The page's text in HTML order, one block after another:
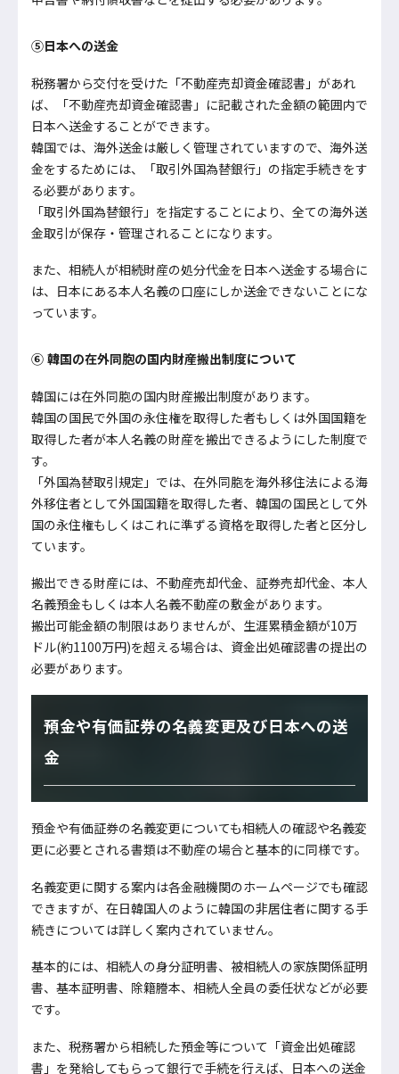
⑤日本への送金
税務署から交付を受けた「不動産売却資金確認書」があれ
ば、「不動産売却資金確認書」に記載された金額の範囲内で
日本へ送金することができます。
韓国では、海外送金は厳しく管理されていますので、海外送
金をするためには、「取引外国為替銀行」の指定手続きをす
る必要があります。
「取引外国為替銀行」を指定することにより、全ての海外送
金取引が保存・管理されることになります。
また、相続人が相続財産の処分代金を日本へ送金する場合に
は、日本にある本人名義の口座にしか送金できないことにな
っています。
⑥ 韓国の在外同胞の国内財産搬出制度について
韓国には在外同胞の国内財産搬出制度があります。
韓国の国民で外国の永住権を取得した者もしくは外国国籍を
取得した者が本人名義の財産を搬出できるようにした制度で
す。
「外国為替取引規定」では、在外同胞を海外移住法による海
外移住者として外国国籍を取得した者、韓国の国民として外
国の永住権もしくはこれに準ずる資格を取得した者と区分し
ています。
搬出できる財産には、不動産売却代金、証券売却代金、本人
名義預金もしくは本人名義不動産の敷金があります。
搬出可能金額の制限はありませんが、生涯累積金額が10万
ドル(約1100万円)を超える場合は、資金出処確認書の提出の
必要があります。
預金や有価証券の名義変更及び日本への送
金
預金や有価証券の名義変更についても相続人の確認や名義変
更に必要とされる書類は不動産の場合と基本的に同様です。
名義変更に関する案内は各金融機関のホームページでも確認
できますが、在日韓国人のように韓国の非居住者に関する手
続きについては詳しく案内されていません。
基本的には、相続人の身分証明書、被相続人の家族関係証明
書、基本証明書、除籍謄本、相続人全員の委任状などが必要
です。
また、税務署から相続した預金等について「資金出処確認
書」を発給してもらって銀行で手続を行えば、日本への送金